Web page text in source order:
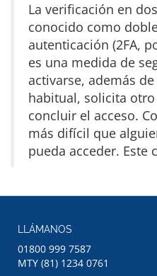
La verificación en
conocido como
autenticación (2FA,
es una medida de
activarse, además
habitual, solicita
concluir el acceso.
más difícil que
pueda acceder. Este
LLÁMANOS
01800 999 7587
MTY (81) 1234 0761